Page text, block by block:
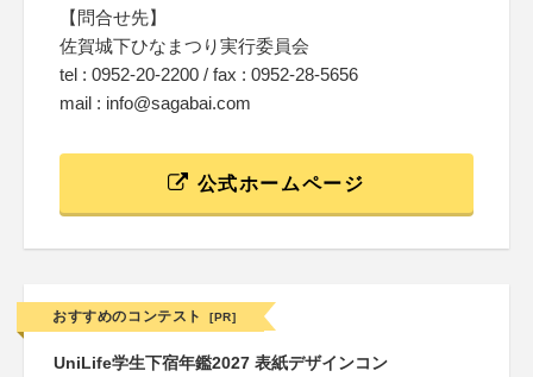
【問合せ先】
佐賀城下ひなまつり実行委員会
tel : 0952-20-2200 / fax : 0952-28-5656
mail : info@sagabai.com
公式ホームページ
おすすめのコンテスト [PR]
UniLife学生下宿年鑑2027 表紙デザインコン